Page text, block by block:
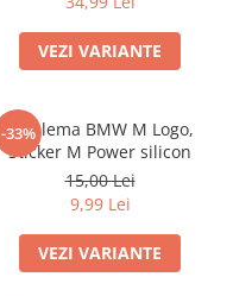
VEZI VARIANTE
-33%
Emblema BMW M Logo,
Sticker M Power silicon
15,00 Lei
9,99 Lei
VEZI VARIANTE